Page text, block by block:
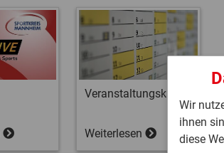
Wir
ihnen
diese
Veranstaltungskalender
Weiterlesen